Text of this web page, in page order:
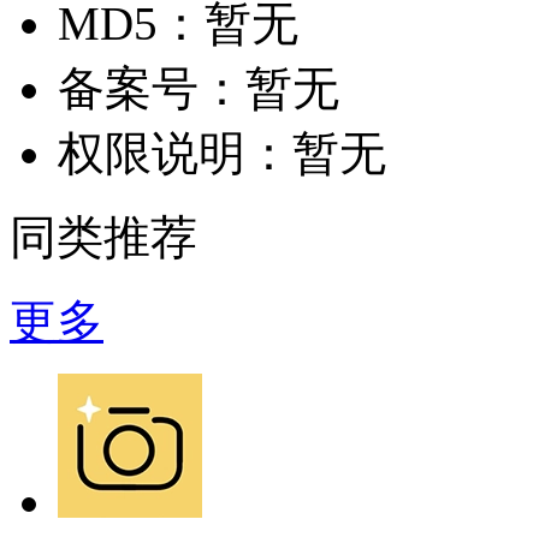
MD5： 暂无
备案号： 暂无
权限说明： 暂无
同类推荐
更多